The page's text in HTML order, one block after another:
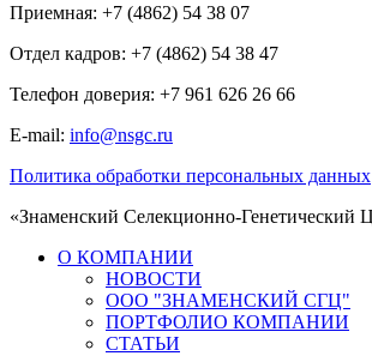
Приемная: +7 (4862) 54 38 07
Отдел кадров: +7 (4862) 54 38 47
Телефон доверия: +7 961 626 26 66
E-mail: info@nsgc.ru
Политика обработки персональных данных
«Знаменский Селекционно-
О КОМПАНИИ
НОВОСТИ
ООО "ЗНАМЕНСКИЙ СГЦ"
ПОРТФОЛИО КОМПАНИИ
СТАТЬИ